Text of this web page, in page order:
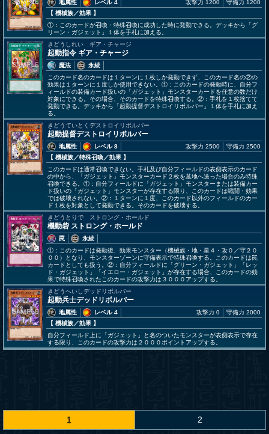
地属性
レベル 4
【 機械族／効果 】
攻撃力 1200 守備力 1200
①：このカードが召喚・特殊召喚に成功した時に発動できる。デッキから「グ
リーン・ガジェット」１体を手札に加える。
きどうしれい ギア・チャージ
起動指令 ギア・チャージ
魔法
永続
このカード名のカードは１ターンに１枚しか発動できず、このカード名の②の
効果は１ターンに１度しか使用できない。①：このカードの発動時に、自分フ
ィールドの装備カード扱いの「ガジェット」モンスターカードを任意の数だけ
対象にできる。その場合、そのカードを特殊召喚する。②：手札を１枚捨てて
発動できる。デッキから「起動提督デストロイリボルバー」１体を手札に加え
る。
きどうていとくデストロイリボルバー
起動提督デストロイリボルバー
地属性
レベル 8
【 機械族／特殊召喚／効果 】
攻撃力 2500 守備力 2500
このカードは通常召喚できない。手札及び自分フィールドの表側表示のカード
の中から、「ガジェット」モンスターカード２枚を墓地へ送った場合のみ特殊
召喚できる。①：自分フィールドに「ガジェット」モンスターまたは装備カー
ド扱いの「ガジェット」モンスターが存在する限り、このカードは戦闘・効果
では破壊されない。②：１ターンに１度、このカード以外のフィールドのカー
ド１枚を対象として発動できる。そのカードを破壊する。
きどうとりで ストロング・ホールド
機動砦 ストロング・ホールド
罠
永続
①：このカードは発動後、効果モンスター（機械族・地・星４・攻０／守２０
００）となり、モンスターゾーンに守備表示で特殊召喚する。このカードは罠
カードとしても扱う。②：自分フィールドに「グリーン・ガジェット」「レッ
ド・ガジェット」「イエロー・ガジェット」が存在する場合、このカードの効
果で特殊召喚されたこのカードの攻撃力は３０００アップする。
きどうへいしデッドリボルバー
起動兵士デッドリボルバー
地属性
レベル 4
【 機械族／効果 】
攻撃力 0 守備力 2000
自分フィールド上に「ガジェット」と名のついたモンスターが表側表示で存在
する限り、このカードの攻撃力は２０００ポイントアップする。
1 2